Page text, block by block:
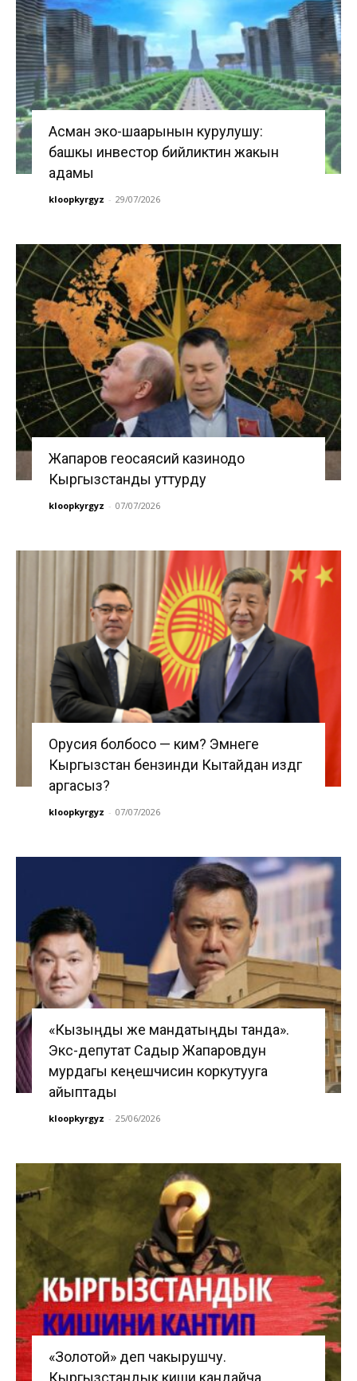
Асман эко-шаарынын курулушу:
башкы инвестор бийликтин жакын
адамы
kloopkyrgyz - 29/07/2026
Жапаров геосаясий казинодо
Кыргызстанды уттурду
kloopkyrgyz - 07/07/2026
Орусия болбосо — ким? Эмнеге
Кыргызстан бензинди Кытайдан издөөгө
аргасыз?
kloopkyrgyz - 07/07/2026
«Кызыңды же мандатыңды танда».
Экс-депутат Садыр Жапаровдун
мурдагы кеңешчисин коркутууга
айыптады
kloopkyrgyz - 25/06/2026
«Золотой» деп чакырушчу.
Кыргызстандык киши кандайча